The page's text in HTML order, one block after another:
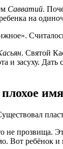
Савватий.
на
. Святой
и засуху.
плохое
не прозвища.
Вот ребёнок и